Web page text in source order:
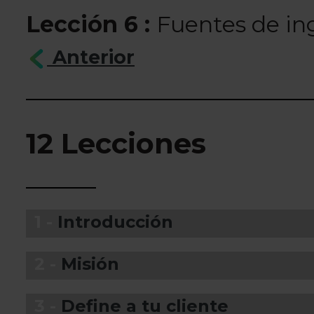
Lección 6 : Fuentes de
Anterior
12 Lecciones
Introducción
Misión
Define a tu cliente